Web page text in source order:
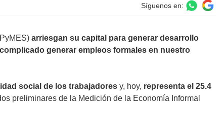
Síguenos en:
arriesgan su capital para generar desarrollo
generar empleos formales en nuestro
social de los trabajadores y, hoy, representa el 25.4
preliminares de la Medición de la Economía Informal